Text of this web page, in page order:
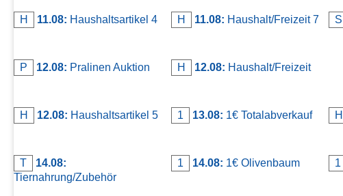
AGB, Nutzungsbedingungen
H 11.08: Haushaltsartikel 4 H 11.08: Haushalt/Freizeit 7 S
P 12.08: Pralinen Auktion H 12.08: Haushalt/Freizeit
H 12.08: Haushaltsartikel 5 1 13.08: 1€ Totalabverkauf H
T
14.08:
Tiernahrung/Zubehör
1 14.08: 1€ Olivenbaum 1